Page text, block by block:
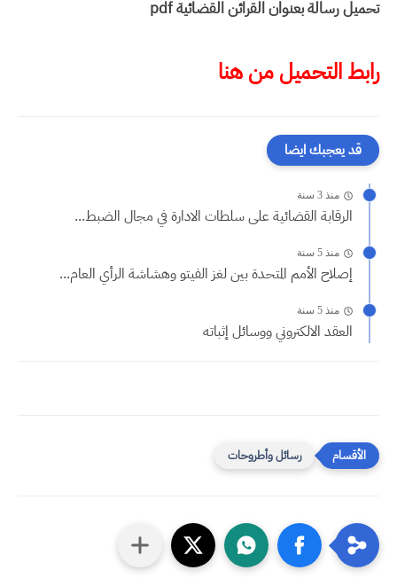
تحميل رسالة بعنوان القرائن القضائية pdf
رابط التحميل من هنا
قد يعجبك ايضا
منذ 3 سنة
الرقابة القضائية على سلطات الادارة في مجال الضبط...
منذ 5 سنة
إصلاح الأمم المتحدة بين لغز الفيتو وهشاشة الرأي العام...
منذ 5 سنة
العقد الالكتروني ووسائل إثباته
رسائل وأطروحات